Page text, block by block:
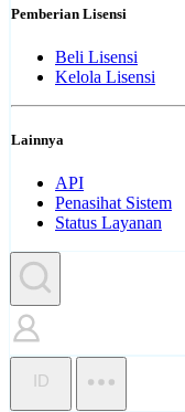
Pemberian Lisensi
Beli Lisensi
Kelola Lisensi
Lainnya
API
Penasihat Sistem
Status Layanan
ID